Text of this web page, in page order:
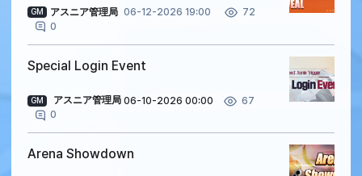
GM アスニア管理局 06-12-2026 19:00
72
0
Special Login Event
GM アスニア管理局 06-10-2026 00:00
67
0
Arena Showdown